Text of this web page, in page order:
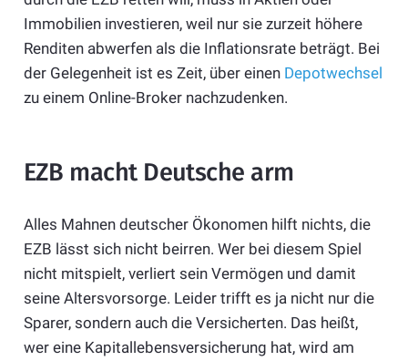
Immobilien investieren, weil nur sie zurzeit höhere
Renditen abwerfen als die Inflationsrate beträgt. Bei
der Gelegenheit ist es Zeit, über einen Depotwechsel
zu einem Online-Broker nachzudenken.
EZB macht Deutsche arm
Alles Mahnen deutscher Ökonomen hilft nichts, die
EZB lässt sich nicht beirren. Wer bei diesem Spiel
nicht mitspielt, verliert sein Vermögen und damit
seine Altersvorsorge. Leider trifft es ja nicht nur die
Sparer, sondern auch die Versicherten. Das heißt,
wer eine Kapitallebensversicherung hat, wird am